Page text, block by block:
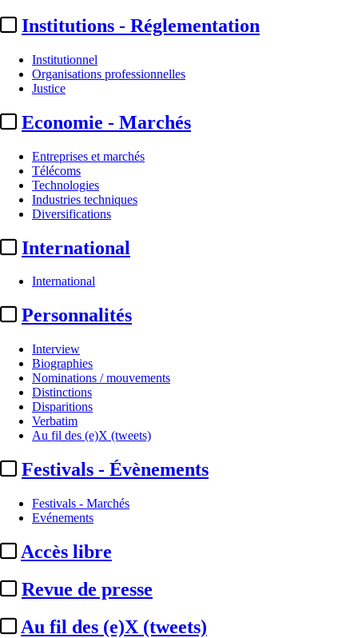
Institutions - Réglementation
Institutionnel
Organisations professionnelles
Justice
Economie - Marchés
Entreprises et marchés
Télécoms
Technologies
Industries techniques
Diversifications
International
International
Personnalités
Interview
Biographies
Nominations / mouvements
Distinctions
Disparitions
Verbatim
Au fil des (e)X (tweets)
Festivals - Évènements
Festivals - Marchés
Evénements
Accès libre
Revue de presse
Au fil des (e)X (tweets)
Disney+ :
française « Cancel », avec
Virginie Efira ...
ParAnastasia Svoboda